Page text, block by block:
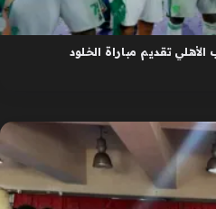
تقديم مباراة الخلود